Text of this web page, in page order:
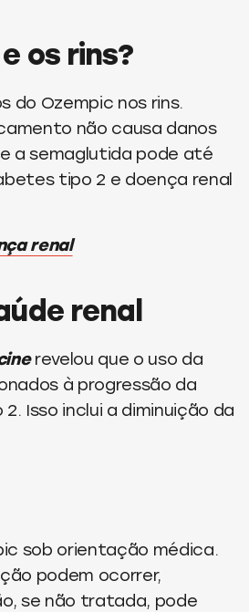
os rins?
do Ozempic nos rins.
não causa danos
a semaglutida pode até
tipo 2 e doença renal
renal
renal
revelou que o uso da
à progressão da
Isso inclui a diminuição da
sob orientação médica.
podem ocorrer,
se não tratada, pode